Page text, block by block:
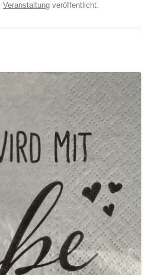
Veranstaltung veröffentlicht.